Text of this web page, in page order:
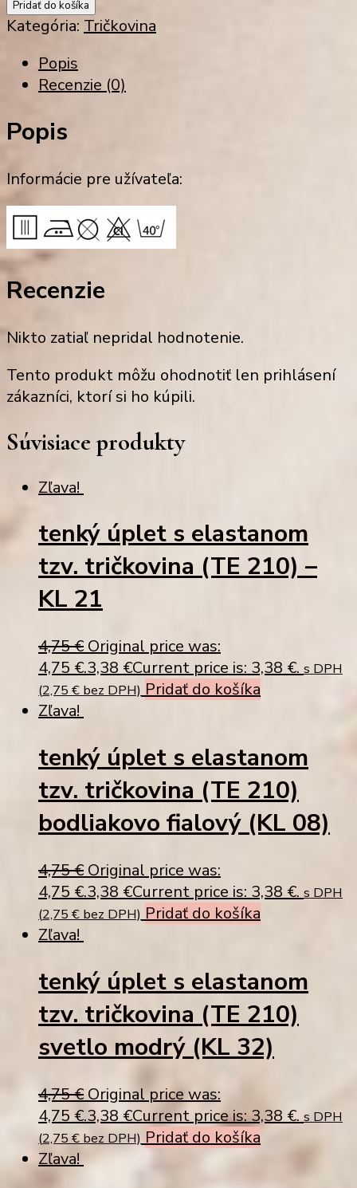
Pridať do košíka
Kategória: Tričkovina
Popis
Recenzie (0)
Popis
Informácie pre užívateľa:
Recenzie
Nikto zatiaľ nepridal hodnotenie.
Tento produkt môžu ohodnotiť len prihlásení
zákazníci, ktorí si ho kúpili.
Súvisiace produkty
Zľava!
tenký úplet s elastanom
tzv. tričkovina (TE 210) –
KL 21
4,75€ Original price was:
4,75 €.3,38 €Current price is: 3,38 €. s DPH
(2,75 € bez DPH) Pridať do košíka
Zľava!
tenký úplet s elastanom
tzv. tričkovina (TE 210)
bodliakovo fialový (KL 08)
4,75€ Original price was:
4,75 €.3,38 €Current price is: 3,38 €. s DPH
(2,75 € bez DPH) Pridať do košíka
Zľava!
tenký úplet s elastanom
tzv. tričkovina (TE 210)
svetlo modrý (KL 32)
4,75€ Original price was:
4,75 €.3,38 €Current price is: 3,38 €. s DPH
(2,75 € bez DPH) Pridať do košíka
Zľava!